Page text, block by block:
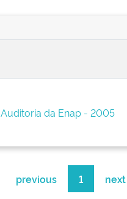
da Enap - 2005
previous 1 next